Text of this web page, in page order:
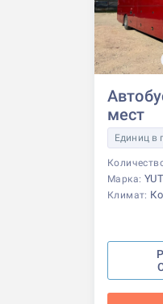
мест
Единиц в
Марка:
Климат: